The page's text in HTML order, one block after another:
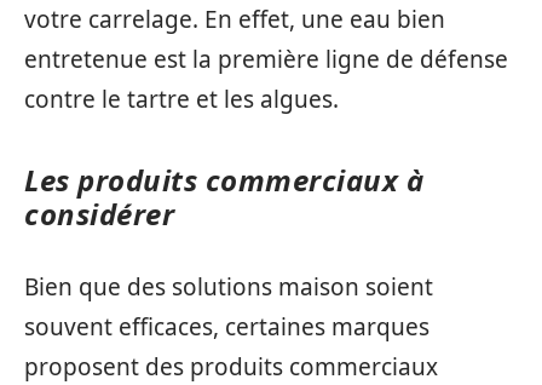
votre carrelage. En effet, une eau bien
entretenue est la première ligne de défense
contre le tartre et les algues.
Les produits commerciaux à
considérer
Bien que des solutions maison soient
souvent efficaces, certaines marques
proposent des produits commerciaux